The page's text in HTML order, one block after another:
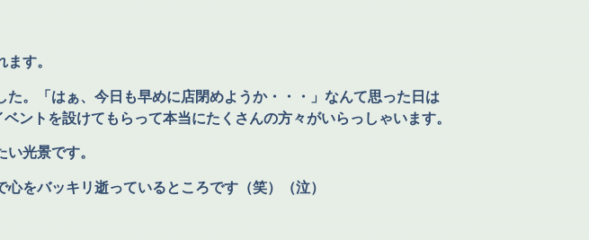
す。
。「はぁ、今日も早めに店閉めようか・・・」なんて思った日は
トを設けてもらって本当にたくさんの方々がいらっしゃいます。
光景です。
をバッキリ逝っているところです（笑）（泣）